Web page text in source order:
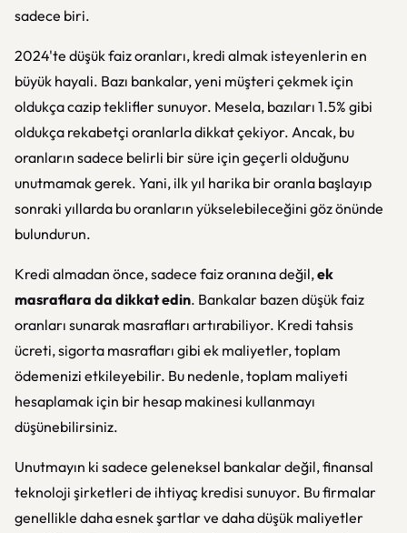
sadece biri.
2024'te düşük faiz oranları, kredi almak isteyenlerin en
büyük hayali. Bazı bankalar, yeni müşteri çekmek için
oldukça cazip teklifler sunuyor. Mesela, bazıları 1.5% gibi
oldukça rekabetçi oranlarla dikkat çekiyor. Ancak, bu
oranların sadece belirli bir süre için geçerli olduğunu
unutmamak gerek. Yani, ilk yıl harika bir oranla başlayıp
sonraki yıllarda bu oranların yükselebileceğini göz önünde
bulundurun.
Kredi almadan önce, sadece faiz oranına değil,ek
masraflara da dikkat edin. Bankalar bazen düşük faiz
oranları sunarak masrafları artırabiliyor. Kredi tahsis
ücreti, sigorta masrafları gibi ek maliyetler, toplam
ödemenizi etkileyebilir. Bu nedenle, toplam maliyeti
hesaplamak için bir hesap makinesi kullanmayı
düşünebilirsiniz.
Unutmayın ki sadece geleneksel bankalar değil, finansal
teknoloji şirketleri de ihtiyaç kredisi sunuyor. Bu firmalar
genellikle daha esnek şartlar ve daha düşük maliyetler